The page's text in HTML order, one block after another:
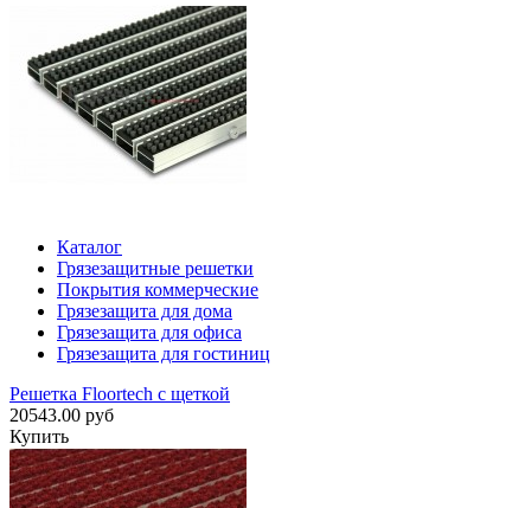
Каталог
Грязезащитные решетки
Покрытия коммерческие
Грязезащита для дома
Грязезащита для офиса
Грязезащита для гостиниц
Решетка Floortech с щеткой
20543.00 руб
Купить